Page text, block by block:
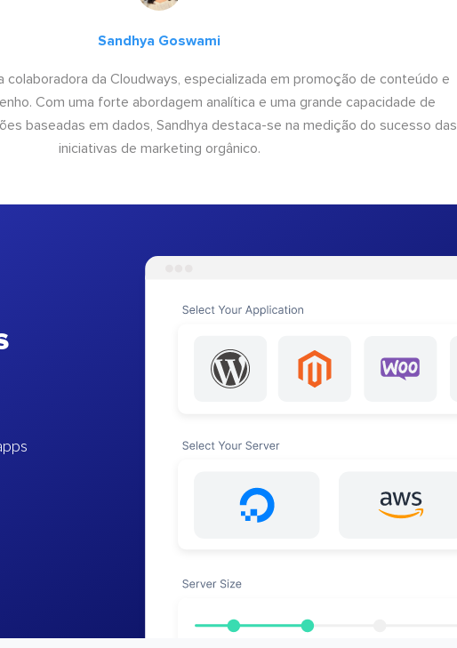
Sandhya Goswami
colaboradora da Cloudways, especializada em promoção de conteúdo e
Com uma forte abordagem analítica e uma grande capacidade de
baseadas em dados, Sandhya destaca-se na medição do sucesso das
iniciativas de marketing orgânico.